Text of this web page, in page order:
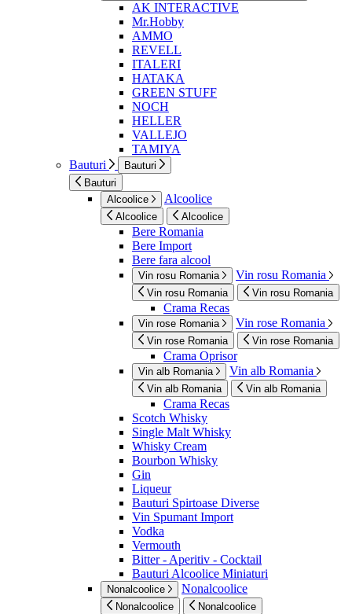
AK INTERACTIVE
Mr.Hobby
AMMO
REVELL
ITALERI
HATAKA
GREEN STUFF
NOCH
HELLER
VALLEJO
TAMIYA
Bauturi
Bauturi
Bauturi
Alcoolice
Alcoolice
Alcoolice Alcoolice
Bere Romania
Bere Import
Bere fara alcool
Vin rosu Romania Vin rosu Romania
Vin rosu Romania Vin rosu Romania
Crama Recas
Vin rose Romania Vin rose Romania
Vin rose Romania Vin rose Romania
Crama Oprisor
Vin alb Romania Vin alb Romania
Vin alb Romania Vin alb Romania
Crama Recas
Scotch Whisky
Single Malt Whisky
Whisky Cream
Bourbon Whisky
Gin
Liqueur
Bauturi Spirtoase Diverse
Vin Spumant Import
Vodka
Vermouth
Bitter - Aperitiv - Cocktail
Bauturi Alcoolice Miniaturi
Nonalcoolice Nonalcoolice
Nonalcoolice Nonalcoolice